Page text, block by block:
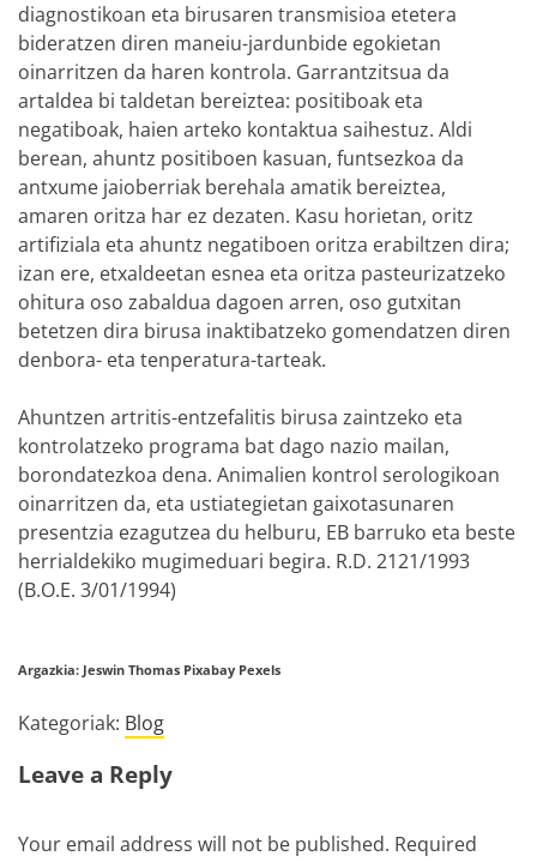
diagnostikoan eta birusaren transmisioa etetera
bideratzen diren maneiu-jardunbide egokietan
oinarritzen da haren kontrola. Garrantzitsua da
artaldea bi taldetan bereiztea: positiboak eta
negatiboak, haien arteko kontaktua saihestuz. Aldi
berean, ahuntz positiboen kasuan, funtsezkoa da
antxume jaioberriak berehala amatik bereiztea,
amaren oritza har ez dezaten. Kasu horietan, oritz
artifiziala eta ahuntz negatiboen oritza erabiltzen dira;
izan ere, etxaldeetan esnea eta oritza pasteurizatzeko
ohitura oso zabaldua dagoen arren, oso gutxitan
betetzen dira birusa inaktibatzeko gomendatzen diren
denbora- eta tenperatura-tarteak.
Ahuntzen artritis-entzefalitis birusa zaintzeko eta
kontrolatzeko programa bat dago nazio mailan,
borondatezkoa dena. Animalien kontrol serologikoan
oinarritzen da, eta ustiategietan gaixotasunaren
presentzia ezagutzea du helburu, EB barruko eta beste
herrialdekiko mugimeduari begira. R.D. 2121/1993
(B.O.E. 3/01/1994)
Argazkia: Jeswin Thomas Pixabay Pexels
Kategoriak: Blog
Leave a Reply
Your email address will not be published. Required